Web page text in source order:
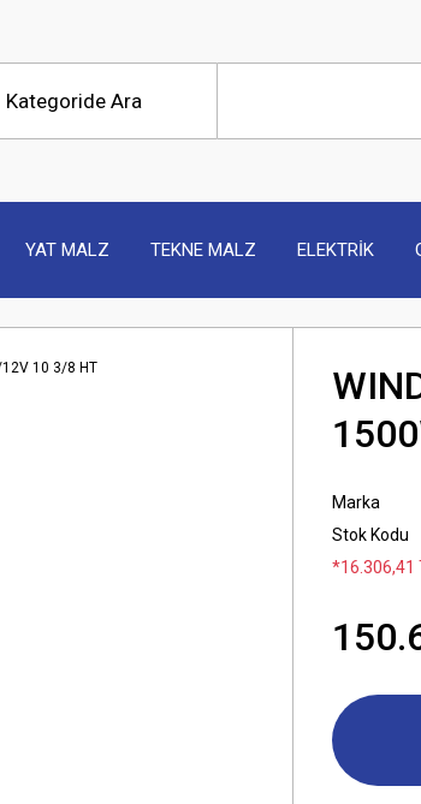
YAT MALZ TEKNE MALZ ELEKTRİK
Marka
Stok Kodu
*16.306,41